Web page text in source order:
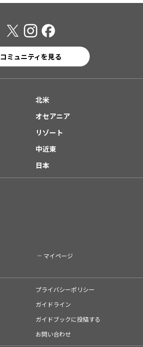
コミュニティを見る
北米
オセアニア
リゾート
中近東
日本
マイページ
プライバシーポリシー
ガイドライン
ガイドブックに投稿する
お問い合わせ